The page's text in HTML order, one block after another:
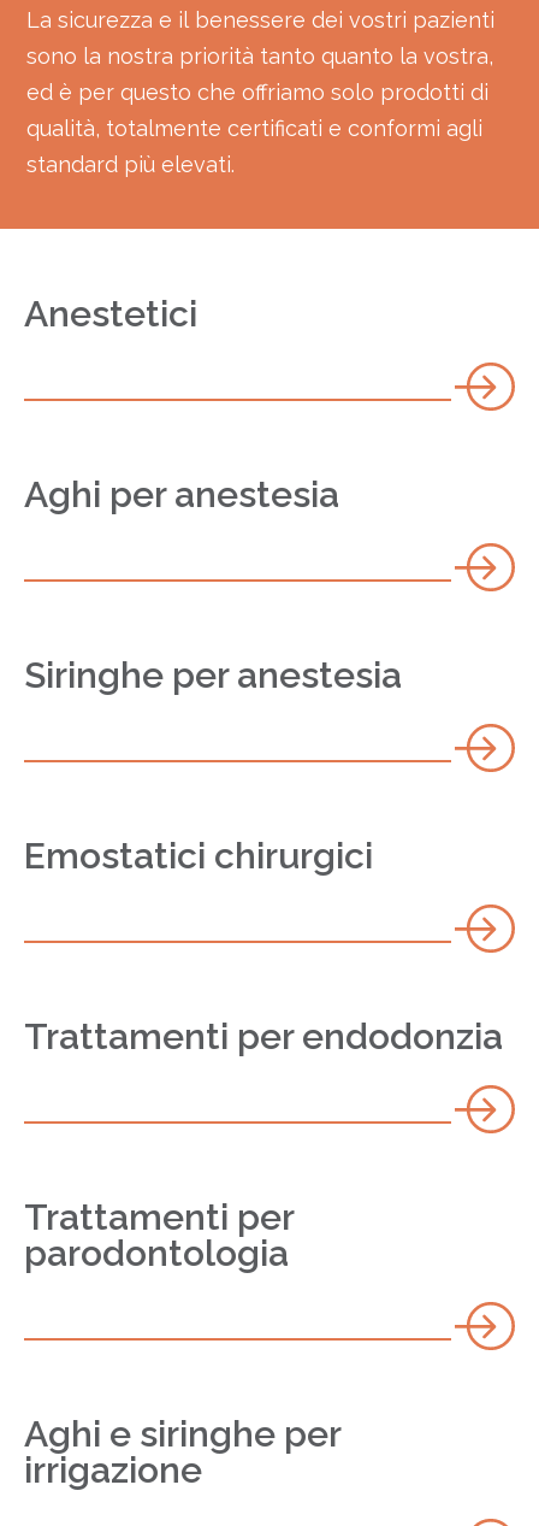
La sicurezza e il benessere dei vostri pazienti
sono la nostra priorità tanto quanto la vostra,
ed è per questo che offriamo solo prodotti di
qualità, totalmente certificati e conformi agli
standard più elevati.
Anestetici
Aghi per anestesia
Siringhe per anestesia
Emostatici chirurgici
Trattamenti per endodonzia
Trattamenti per
parodontologia
Aghi e siringhe per
irrigazione